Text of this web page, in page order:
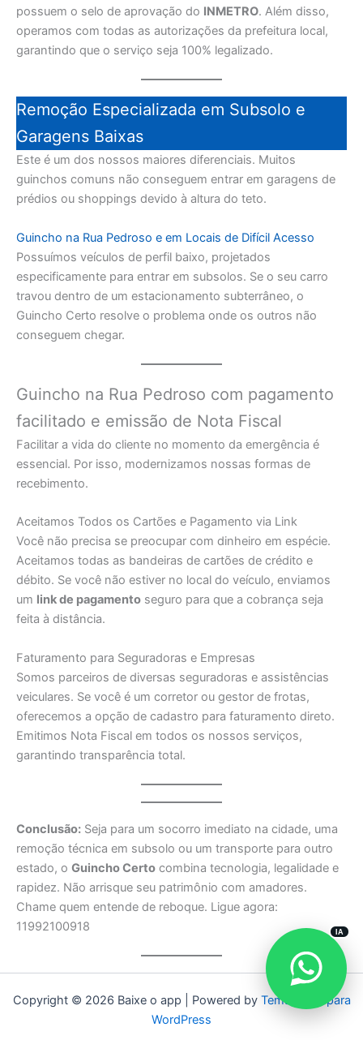
possuem o selo de aprovação do INMETRO. Além disso,
operamos com todas as autorizações da prefeitura local,
garantindo que o serviço seja 100% legalizado.
Remoção Especializada em Subsolo e
Garagens Baixas
Este é um dos nossos maiores diferenciais. Muitos
guinchos comuns não conseguem entrar em garagens de
prédios ou shoppings devido à altura do teto.
Guincho na Rua Pedroso e em Locais de Difícil Acesso
Possuímos veículos de perfil baixo, projetados
especificamente para entrar em subsolos. Se o seu carro
travou dentro de um estacionamento subterrâneo, o
Guincho Certo resolve o problema onde os outros não
conseguem chegar.
Guincho na Rua Pedroso com pagamento
facilitado e emissão de Nota Fiscal
Facilitar a vida do cliente no momento da emergência é
essencial. Por isso, modernizamos nossas formas de
recebimento.
Aceitamos Todos os Cartões e Pagamento via Link
Você não precisa se preocupar com dinheiro em espécie.
Aceitamos todas as bandeiras de cartões de crédito e
débito. Se você não estiver no local do veículo, enviamos
um link de pagamento seguro para que a cobrança seja
feita à distância.
Faturamento para Seguradoras e Empresas
Somos parceiros de diversas seguradoras e assistências
veiculares. Se você é um corretor ou gestor de frotas,
oferecemos a opção de cadastro para faturamento direto.
Emitimos Nota Fiscal em todos os nossos serviços,
garantindo transparência total.
Conclusão: Seja para um socorro imediato na cidade, uma
remoção técnica em subsolo ou um transporte para outro
estado, o Guincho Certo combina tecnologia, legalidade e
rapidez. Não arrisque seu patrimônio com amadores.
Chame quem entende de reboque. Ligue agora:
11992100918
Copyright © 2026 Baixe o app | Powered by Tema Astra para
WordPress
IA